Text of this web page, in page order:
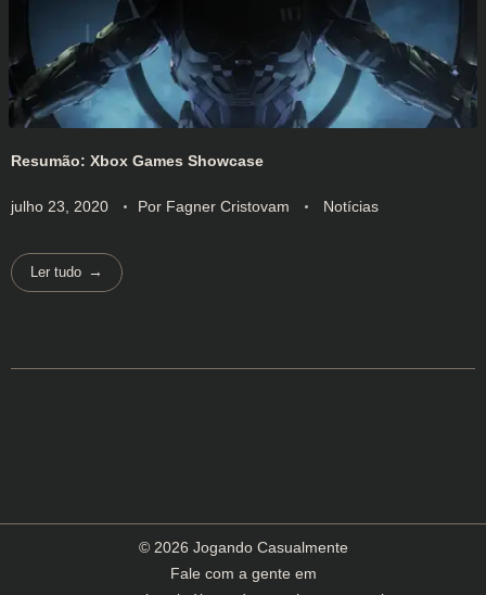
Resumão: Xbox Games Showcase
julho 23, 2020 Por Fagner Cristovam Notícias
Ler tudo
© 2026 Jogando Casualmente
Fale com a gente em